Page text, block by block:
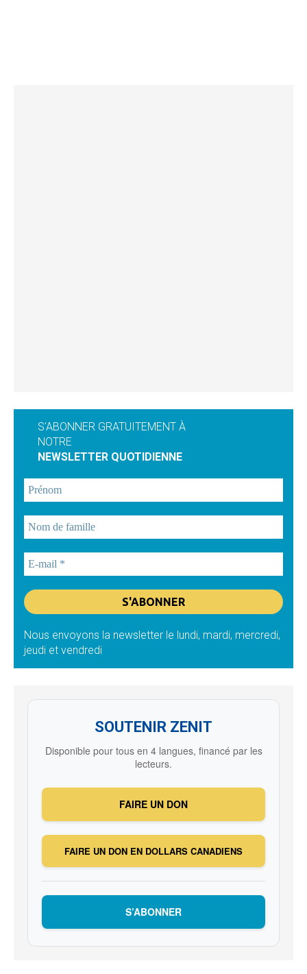
S'ABONNER GRATUITEMENT À
NOTRE
NEWSLETTER QUOTIDIENNE
Nous envoyons la newsletter le lundi, mardi, mercredi,
jeudi et vendredi
SOUTENIR ZENIT
Disponible pour tous en 4 langues, financé par les
lecteurs.
FAIRE UN DON
FAIRE UN DON EN DOLLARS CANADIENS
S’ABONNER